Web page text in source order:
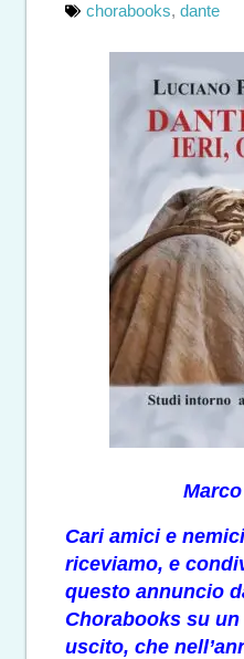
chorabooks, dante
Cari amici e
riceviamo, e
questo annuncio
Chorabooks su
uscito, che